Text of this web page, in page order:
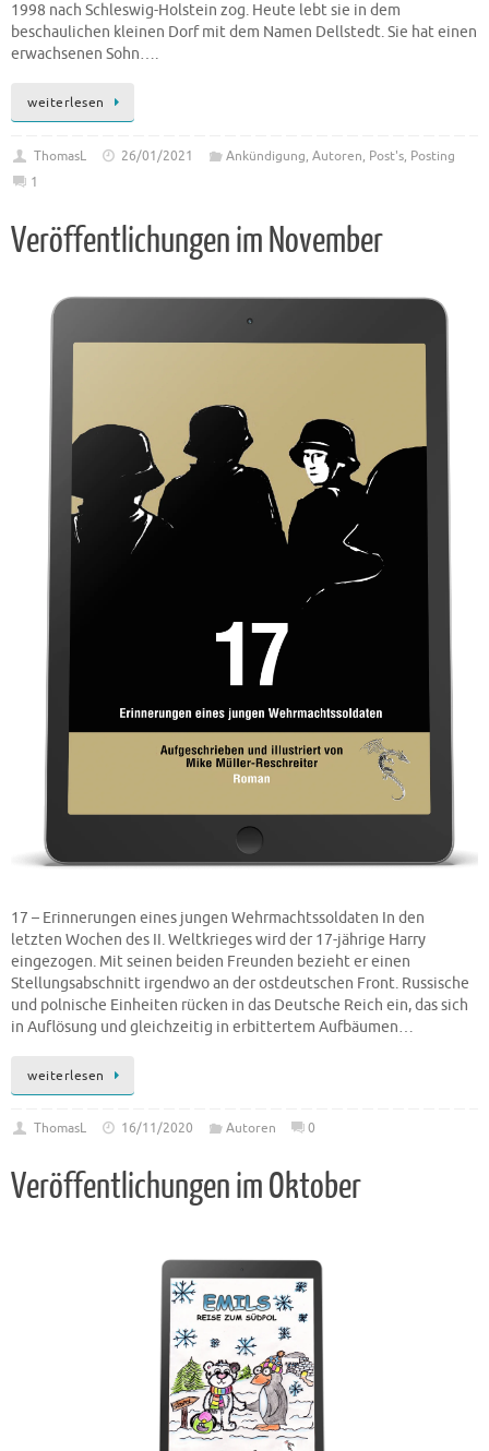
1998 nach Schleswig-Holstein zog. Heute lebt sie in dem
beschaulichen kleinen Dorf mit dem Namen Dellstedt. Sie hat einen
erwachsenen Sohn….
weiterlesen
ThomasL 26/01/2021 Ankündigung, Autoren, Post's, Posting
1
Veröffentlichungen im November
17 – Erinnerungen eines jungen Wehrmachtssoldaten In den
letzten Wochen des II. Weltkrieges wird der 17-jährige Harry
eingezogen. Mit seinen beiden Freunden bezieht er einen
Stellungsabschnitt irgendwo an der ostdeutschen Front. Russische
und polnische Einheiten rücken in das Deutsche Reich ein, das sich
in Auflösung und gleichzeitig in erbittertem Aufbäumen…
weiterlesen
ThomasL 16/11/2020 Autoren 0
Veröffentlichungen im Oktober